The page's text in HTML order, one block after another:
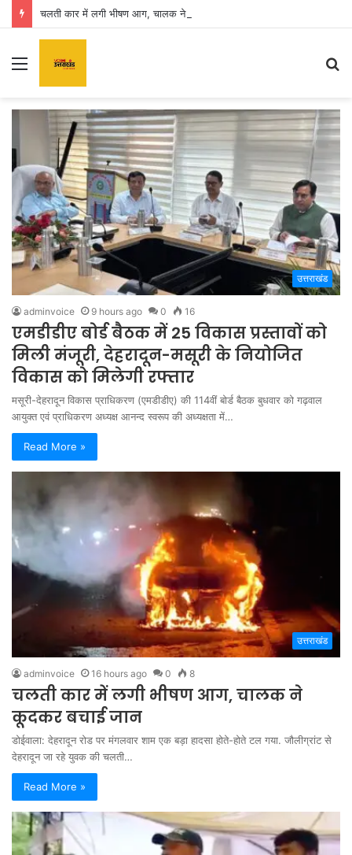
चलती कार में लगी भीषण आग, चालक ने कूदकर बचाई जान
Menu
उत्तराखंड
adminvoice 9 hours ago 0 16
एमडीडीए बोर्ड बैठक में 25 विकास प्रस्तावों को
मिली मंजूरी, देहरादून-मसूरी के नियोजित
विकास को मिलेगी रफ्तार
मसूरी-देहरादून विकास प्राधिकरण (एमडीडीए) की 114वीं बोर्ड बैठक बुधवार को गढ़वाल
आयुक्त एवं प्राधिकरण अध्यक्ष आनन्द स्वरूप की अध्यक्षता में…
Read More »
उत्तराखंड
adminvoice 16 hours ago 0 8
चलती कार में लगी भीषण आग, चालक ने
कूदकर बचाई जान
डोईवाला: देहरादून रोड पर मंगलवार शाम एक बड़ा हादसा होते-होते टल गया. जौलीग्रांट से
देहरादून जा रहे युवक की चलती…
Read More »